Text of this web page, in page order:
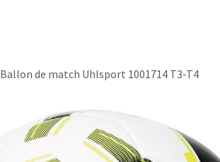
Ballon de match Uhlsport 1001714 T3-T4